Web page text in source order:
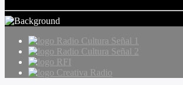
Radio Cultura Señal 1
Radio Cultura Señal 2
RFI
Creativa Radio